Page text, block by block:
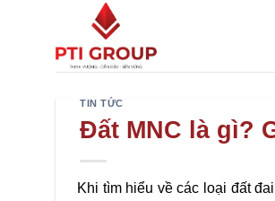
TIN TỨC
Đất MNC là gì?
Khi tìm hiểu về các loại đất